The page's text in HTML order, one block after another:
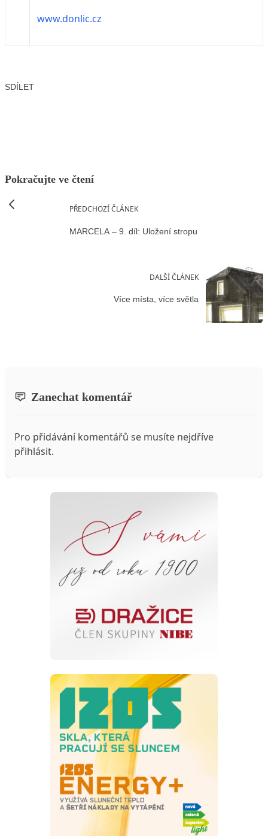
www.donlic.cz
SDÍLET
Pokračujte ve čtení
PŘEDCHOZÍ ČLÁNEK
MARCELA – 9. díl: Uložení stropu
DALŠÍ ČLÁNEK
Více místa, více světla
Zanechat komentář
Pro přidávání komentářů se musíte nejdříve
přihlásit.